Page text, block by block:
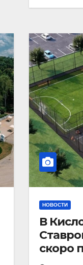
НОВОСТИ
В
скоро